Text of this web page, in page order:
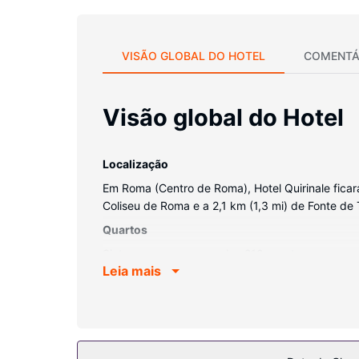
VISÃO GLOBAL DO HOTEL
Visão global do Hotel
Localização
Em Roma (Centro de Roma), Hotel Quirinale
Coliseu de Roma e a 2,1 km (1,3 mi) de Fonte de
Quartos
contactável. Ao final do dia, assista a uma
serviços para casamentos são algumas das
Leia mais